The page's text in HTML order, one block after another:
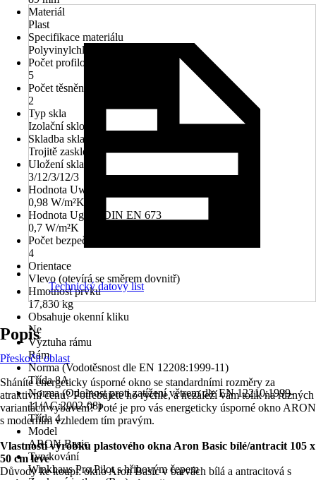
Materiál
Plast
Specifikace materiálu
Polyvinylchlorid (PVC)
Počet profilových komor
5
Počet těsnění
2
Typ skla
Izolační sklo
Skladba skla
Trojitě zasklené
Uložení skla
3/12/3/12/3
Hodnota Uw dle DIN EN 10077
0,98 W/m²K
Hodnota Ug dle DIN EN 673
0,7 W/m²K
Počet bezpečnostních kotevních plechů
4
Orientace
Vlevo (otevírá se směrem dovnitř)
Hmotnost prvku
17,830 kg
Obsahuje okenní kliku
Ne
Výztuha rámu
Rám
Norma (Vodotěsnost dle EN 12208:1999-11)
Třída 8A
Norma (Odolnost proti zatížení větrem dle EN 12210:1999-
11/AC:2002-08)
Třída 4
Model
ARON Basic
Typ kování
Winkhaus Pro Pilot s hřibovým čepem
Technický datový list
Popis
Přeskočit oblast
Sháníte energeticky úsporné okno se standardními rozměry za
atraktivní cenu? Potřebujete ho rychle, a nezáleží vám tolik na různých
variantách vybavení? Poté je pro vás energeticky úsporné okno ARON
s moderním vzhledem tím pravým.
Vlastnosti výrobku plastového okna Aron Basic bílé/antracit 105 x
50 cm levé
Důvody ke koupi: okno Aron Basic v barvách bílá a antracitová s